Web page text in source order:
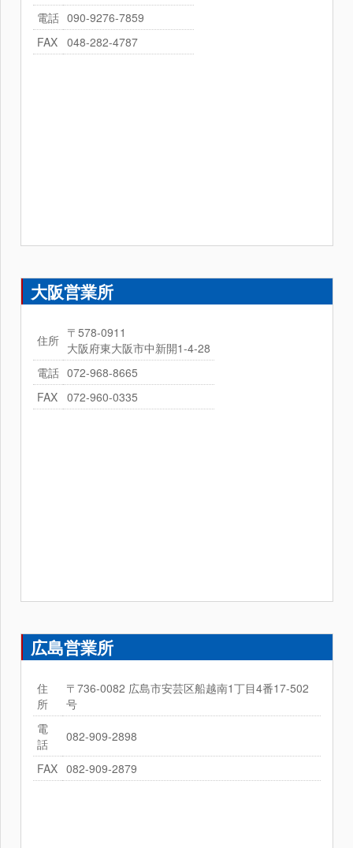
電話 090-9276-7859
FAX 048-282-4787
大阪営業所
住所 〒578-0911
大阪府東大阪市中新開1-4-28
電話 072-968-8665
FAX 072-960-0335
広島営業所
住
所
〒736-0082 広島市安芸区船越南1丁目4番17-502
号
電
話
082-909-2898
FAX 082-909-2879